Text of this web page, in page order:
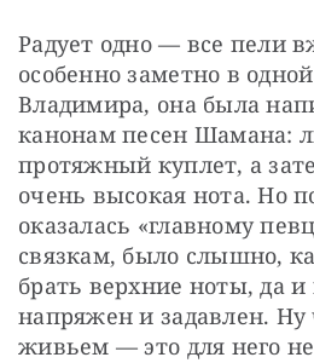
Радует одно — все пели
особенно заметно в
Владимира, она была
канонам песен Шамана:
протяжный куплет, а
очень высокая нота. Но
оказалась «главному
связкам, было слышно,
брать верхние ноты, да
напряжен и задавлен. Ну
живьем — это для него